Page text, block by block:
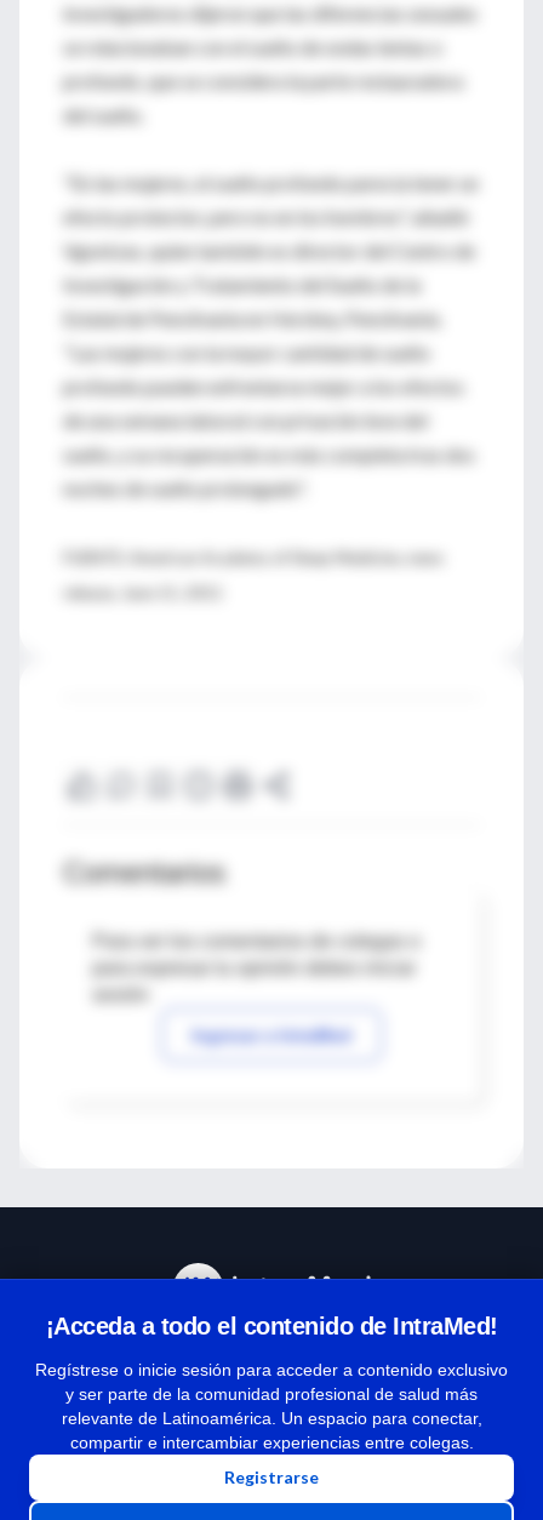
investigadores dijeron que las diferencias sexuales
se relacionaban con el sueño de ondas lentas o
profundo, que se considera la parte restauradora
del sueño.
"En las mujeres, el sueño profundo parecía tener un
efecto protector, pero no en los hombres", añadió
Vgontzas, quien también es director del Centro de
Investigación y Tratamiento del Sueño de la
Estatal de Pensilvania en Hershey, Pensilvania.
"Las mujeres con la mayor cantidad de sueño
profundo pueden enfrentarse mejor a los efectos
de una semana laboral con privación leve del
sueño, y su recuperación es más completa tras dos
noches de sueño prolongado".
Comentarios
Para ver los comentarios de colegas o
Ingresar a IntraMed
¡Acceda a todo el contenido de IntraMed!
Regístrese o inicie sesión para acceder a contenido exclusivo
y ser parte de la comunidad profesional de salud más
relevante de Latinoamérica. Un espacio para conectar,
compartir e intercambiar experiencias entre colegas.
Registrarse
Términos y condiciones
| Políticas de privacidad
| Todos los derechos reservados | Copyright 1997-2026